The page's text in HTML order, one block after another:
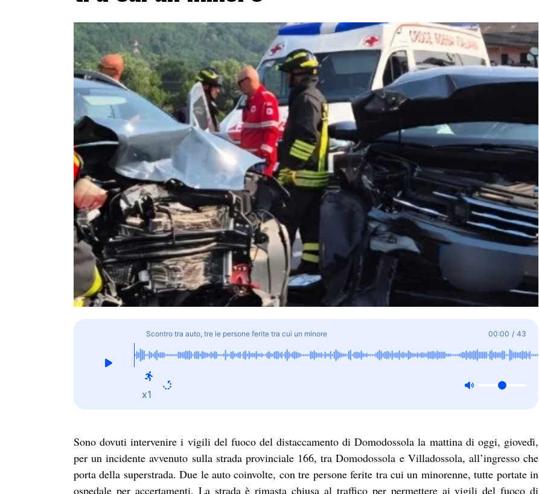
Scontro tra auto, tre le persone ferite tra cui un minore 00:00 / 43
x1
Sono dovuti intervenire i vigili del fuoco del distaccamento di Domodossola la mattina di oggi, giovedì,
per un incidente avvenuto sulla strada provinciale 166, tra Domodossola e Villadossola, all’ingresso che
porta della superstrada. Due le auto coinvolte, con tre persone ferite tra cui un minorenne, tutte portate in
ospedale per accertamenti. La strada è rimasta chiusa al traffico per permettere ai vigili del fuoco di